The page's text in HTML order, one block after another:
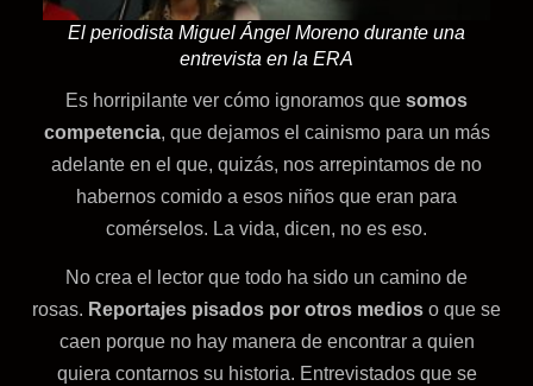
El periodista Miguel Ángel Moreno durante una
entrevista en la ERA
Es horripilante ver cómo ignoramos que somos
competencia, que dejamos el cainismo para un más
adelante en el que, quizás, nos arrepintamos de no
habernos comido a esos niños que eran para
comérselos. La vida, dicen, no es eso.
No crea el lector que todo ha sido un camino de
rosas. Reportajes pisados por otros medios o que se
caen porque no hay manera de encontrar a quien
quiera contarnos su historia. Entrevistados que se